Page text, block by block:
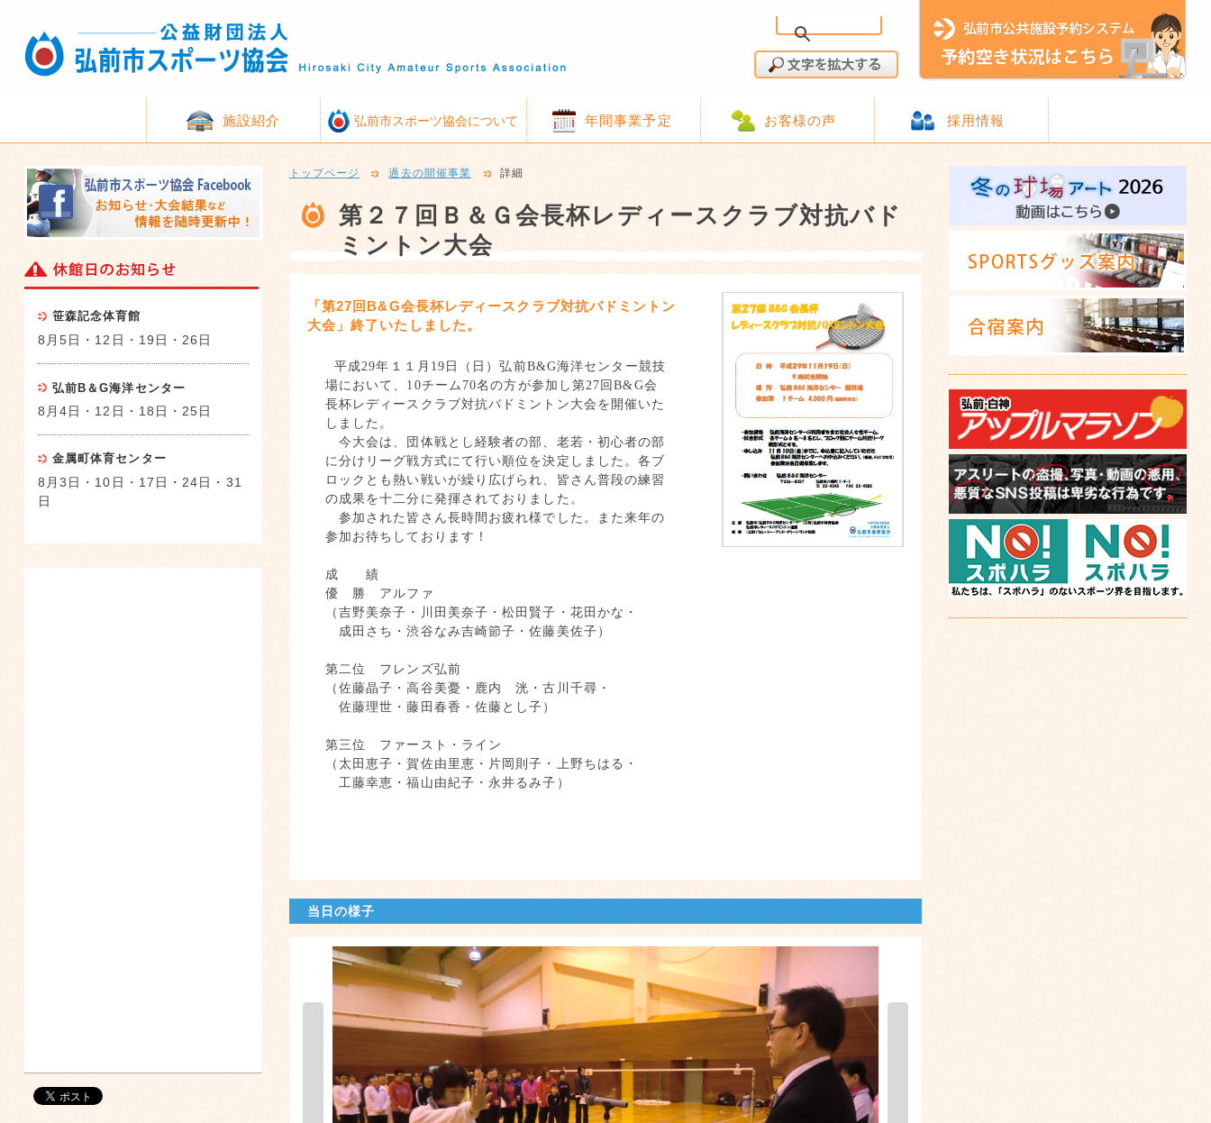
施設紹介 弘前市スポーツ協会について 年間事業予定 お客様の声 採用情報
トップページ 過去の開催事業 詳細
第２７回Ｂ＆Ｇ会長杯レディースクラブ対抗バド
ミントン大会
「第27回B&G会長杯レディースクラブ対抗バドミントン
大会」終了いたしました。
平成29年１１月 19日（日）弘前B&G海洋センター競技
場において、 10チーム 70名の方が参加し第27回B&G会
長杯レディースクラブ対抗バドミントン大会を開催いた
しました。
今大会は、団体戦とし経験者の部、老若・初心者の部
に分けリーグ戦方式にて行い順位を決定しました。各ブ
ロックとも熱い戦いが繰り広げられ、皆さん普段の練習
の成果を十二分に発揮されておりました。
参加された皆さん長時間お疲れ様でした。また来年の
参加お待ちしております！
成 績
優 勝 アルファ
（吉野美奈子・川田美奈子・松田賢子・花田かな・
成田さち・渋谷なみ吉崎節子・佐藤美佐子）
第二位 フレンズ弘前
（佐藤晶子・高谷美憂・鹿内 洸・古川千尋・
佐藤理世・藤田春香・佐藤とし子）
第三位 ファースト・ライン
（太田恵子・賀佐由里恵・片岡則子・上野ちはる・
工藤幸恵・福山由紀子・永井るみ子）
当日の様子
笹森記念体育館
8月5日・12日・19日・26日
弘前B＆G海洋センター
8月4日・12日・18日・25日
金属町体育センター
8月3日・10日・17日・24日・31
日